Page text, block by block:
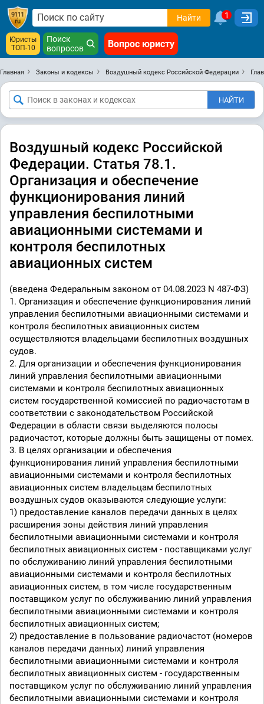
Найти 1
Юристы
ТОП-10
Поиск
вопросов
Вопрос юристу
Главная Законы и кодексы Воздушный кодекс Российской Федерации
Воздушный кодекс Российской
Федерации. Статья 78.1.
Организация и обеспечение
функционирования линий
управления беспилотными
авиационными системами и
контроля беспилотных
авиационных систем
(введена Федеральным законом от 04.08.2023 N 487-ФЗ)
1. Организация и обеспечение функционирования линий
управления беспилотными авиационными системами и
контроля беспилотных авиационных систем
осуществляются владельцами беспилотных воздушных
судов.
2. Для организации и обеспечения функционирования
линий управления беспилотными авиационными
системами и контроля беспилотных авиационных
систем государственной комиссией по радиочастотам в
соответствии с законодательством Российской
Федерации в области связи выделяются полосы
радиочастот, которые должны быть защищены от помех.
3. В целях организации и обеспечения
функционирования линий управления беспилотными
авиационными системами и контроля беспилотных
авиационных систем владельцам беспилотных
воздушных судов оказываются следующие услуги:
1) предоставление каналов передачи данных в целях
расширения зоны действия линий управления
беспилотными авиационными системами и контроля
беспилотных авиационных систем - поставщиками услуг
по обслуживанию линий управления беспилотными
авиационными системами и контроля беспилотных
авиационных систем, в том числе государственным
поставщиком услуг по обслуживанию линий управления
беспилотными авиационными системами и контроля
беспилотных авиационных систем;
2) предоставление в пользование радиочастот (номеров
каналов передачи данных) линий управления
беспилотными авиационными системами и контроля
беспилотных авиационных систем - государственным
поставщиком услуг по обслуживанию линий управления
беспилотными авиационными системами и контроля